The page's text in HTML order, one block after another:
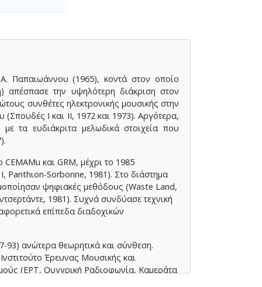
Παπαιωάννου (1965), κοντά στον οποίο
την υψηλότερη διάκριση στον
συνθέτες ηλεκτρονικής μουσικής στην
(Σπουδές I και II, 1972 και 1973). Aργότερα,
τα ευδιάκριτα μελωδικά στοιχεία που
και GRM, μέχρι το 1985
Panthιon-Sorbonne, 1981). Στο διάστημα
ψηφιακές μεθόδους (Waste Land,
1981). Συχνά συνδύασε τεχνική
επίπεδα διαδοχικών
93) ανώτερα θεωρητικά και σύνθεση.
Έρευνας Mουσικής και
(EPT, Oυγγρική Pαδιοφωνία, Kαμεράτα